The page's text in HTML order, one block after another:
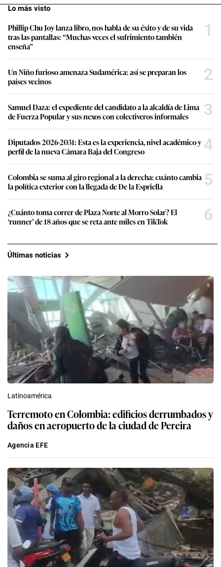
Lo más visto
Phillip Chu Joy lanza libro, nos habla de su éxito y de su vida
tras las pantallas: “Muchas veces el sufrimiento también
enseña”
1
Un Niño furioso amenaza Sudamérica: así se preparan los
países vecinos
2
Samuel Daza: el expediente del candidato a la alcaldía de Lima
de Fuerza Popular y sus nexos con colectiveros informales
3
Diputados 2026-2031: Esta es la experiencia, nivel académico y
perfil de la nueva Cámara Baja del Congreso
4
Colombia se suma al giro regional a la derecha: cuánto cambia
la política exterior con la llegada de De la Espriella
5
¿Cuánto toma correr de Plaza Norte al Morro Solar? El
‘runner’ de 18 años que se reta ante miles en TikTok
6
Últimas noticias
Latinoamérica
Terremoto en Colombia: edificios derrumbados y
daños en aeropuerto de la ciudad de Pereira
Agencia EFE